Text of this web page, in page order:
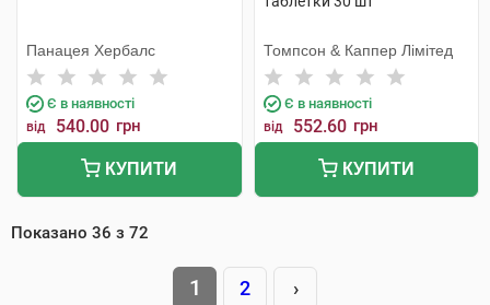
Панацея Хербалс
Є в наявності
від 540.00 грн
КУПИТИ
Томпсон & Каппер Лімітед
Є в наявності
від 552.60 грн
КУПИТИ
Показано 36 з 72
1 2 ›